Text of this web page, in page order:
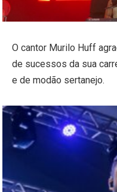
O cantor Murilo Huff
de sucessos da sua
e de modão sertanejo.